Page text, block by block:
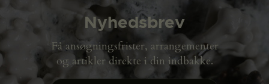
Nyhedsbrev
Få ansøgningsfrister, arrangementer
og artikler direkte i din indbakke.